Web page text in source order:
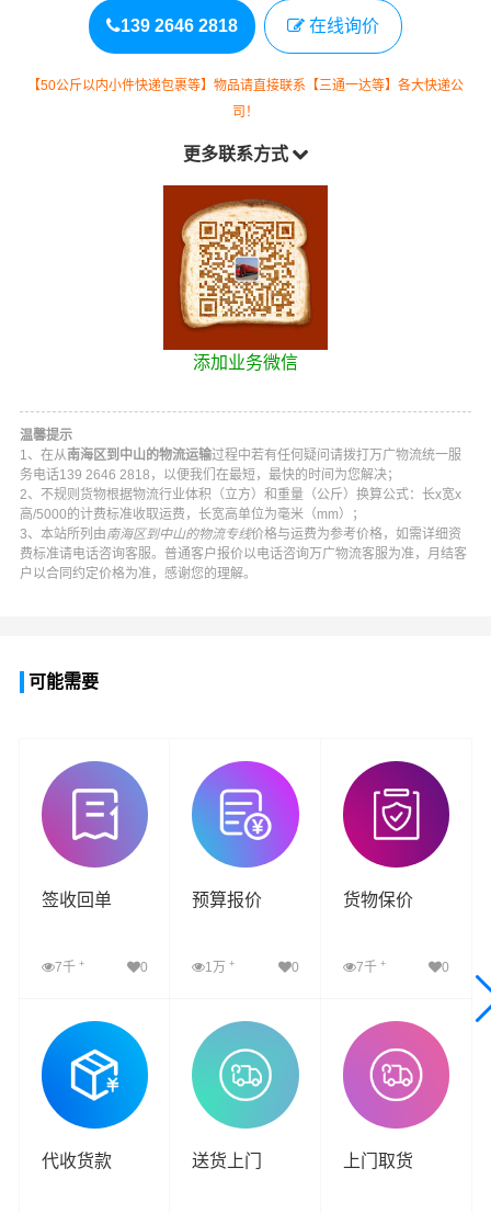
139 2646 2818 在线询价
【50公斤以内小件快递包裹等】物品请直接联系【三通一达等】各大快递公
司！
更多联系方式
添加业务微信
温馨提示
1、在从南海区到中山的物流运输过程中若有任何疑问请拨打 万广物流统一服
务电话139 2646 2818 ，以便我们在最短，最快的时间为您解决；
2、不规则货物根据物流行业体积（立方）和重量（公斤）换算公式：长x宽x
高/5000的计费标准收取运费，长宽高单位为毫米（mm）；
3、本站所列由南海区到中山的物流专线价格与运费为参考价格，如需详细资
费标准请电话咨询客服。普通客户报价以电话咨询万广物流客服为准，月结客
户以合同约定价格为准，感谢您的理解。
可能需要
签收回单
7千 + 0
查看详细
预算报价
1万+ 0
查看详细
货物保价
7千 + 0
查看详细
代收货款 送货上门 上门取货